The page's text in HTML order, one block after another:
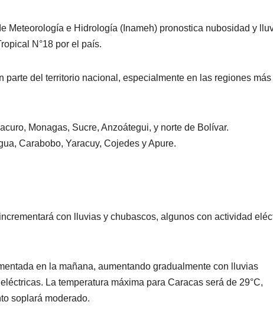
Meteorología e Hidrología (Inameh) pronostica nubosidad y
N°18 por el país.
del territorio nacional, especialmente en las regiones más
Monagas, Sucre, Anzoátegui, y norte de Bolívar.
Carabobo, Yaracuy, Cojedes y Apure.
con lluvias y chubascos, algunos con actividad
en la mañana, aumentando gradualmente con lluvias
La temperatura máxima para Caracas será de 29°C,
soplará moderado.